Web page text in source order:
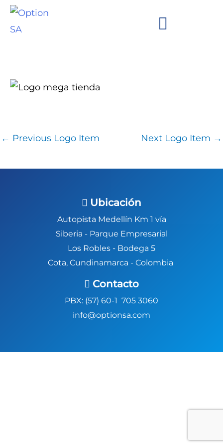
Skip
← Previous Logo Item Next Logo Item →
Ubicación
Autopista Medellín Km 1 vía
Siberia - Parque Empresarial
Los Robles - Bodega 5
Cota, Cundinamarca - Colombia
Contacto
PBX: (57) 60-1 705 3060
info@optionsa.com